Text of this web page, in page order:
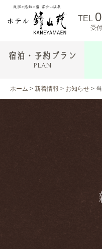
TEL
受
宿泊・予約プラン
PLAN
ホーム > 新着情報 > お知らせ >